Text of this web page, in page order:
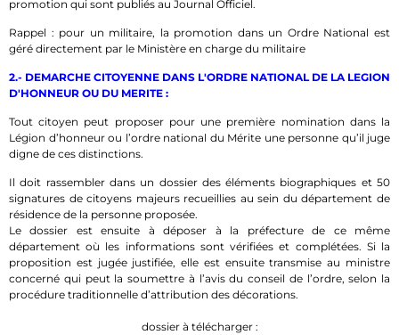
promotion qui sont publiés au Journal Officiel.
Rappel : pour un militaire, la promotion dans un Ordre National est
géré directement par le Ministère en charge du militaire
2.- DEMARCHE CITOYENNE DANS L'ORDRE NATIONAL DE LA LEGION
D'HONNEUR OU DU MERITE :
Tout citoyen peut proposer pour une première nomination dans la
Légion d’honneur ou l’ordre national du Mérite une personne qu’il juge
digne de ces distinctions.
Il doit rassembler dans un dossier des éléments biographiques et 50
signatures de citoyens majeurs recueillies au sein du département de
résidence de la personne proposée.
Le dossier est ensuite à déposer à la préfecture de ce même
département où les informations sont vérifiées et complétées. Si la
proposition est jugée justifiée, elle est ensuite transmise au ministre
concerné qui peut la soumettre à l’avis du conseil de l’ordre, selon la
procédure traditionnelle d’attribution des décorations.
dossier à télécharger :